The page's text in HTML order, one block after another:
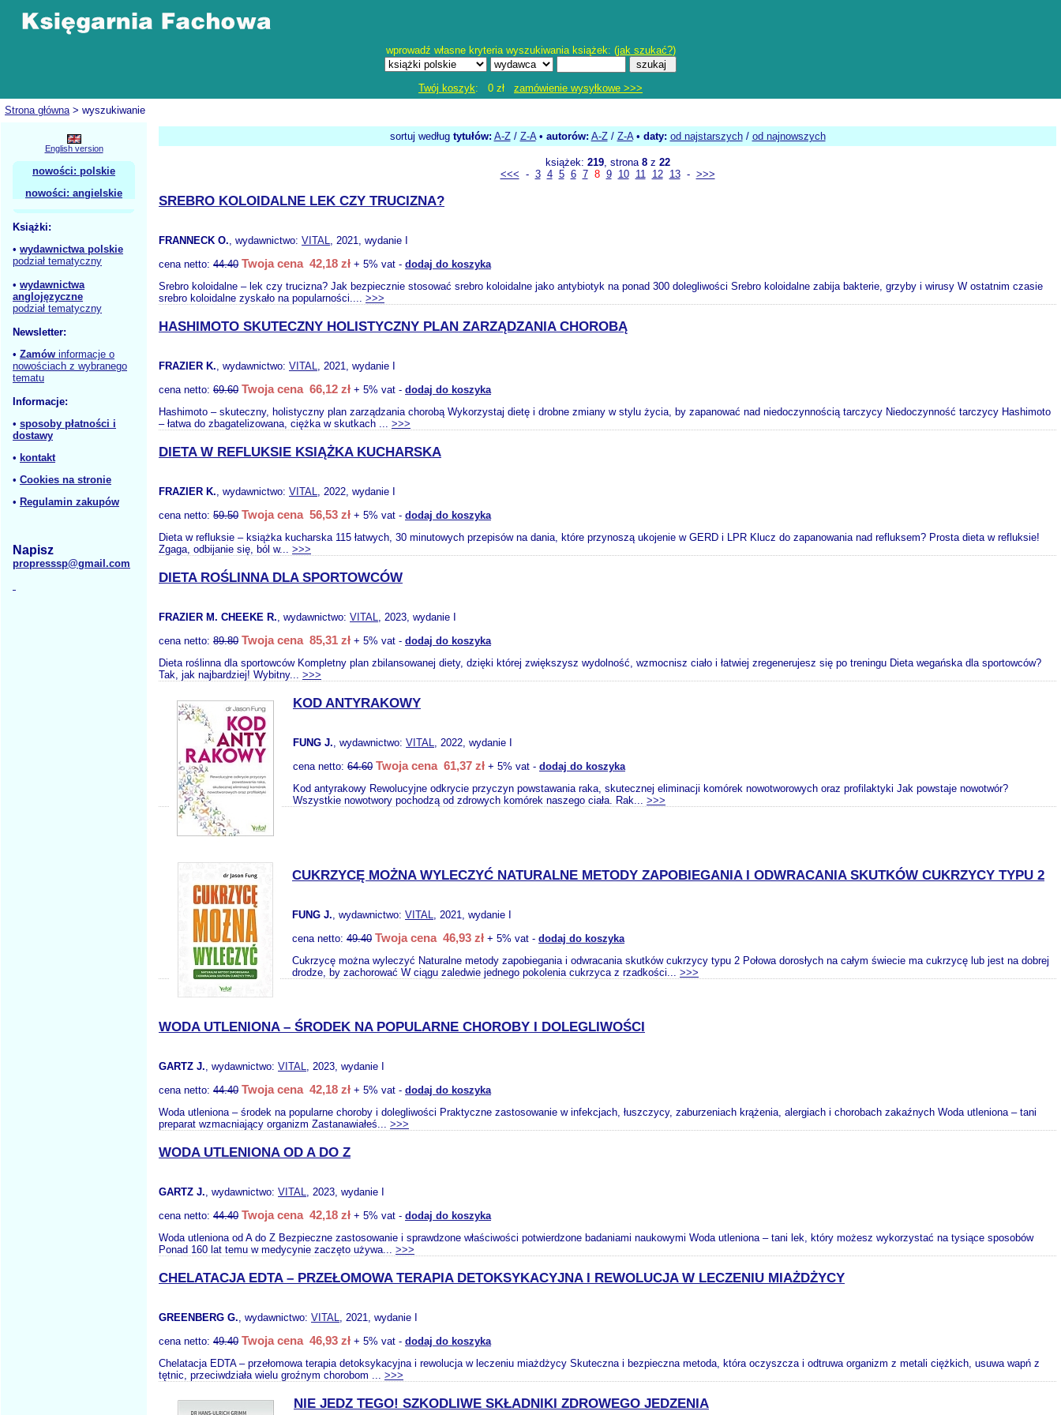
wprowadź własne kryteria wyszukiwania książek: (jak szukać?)
Twój koszyk: 0 zł zamówienie wysyłkowe >>>
Strona główna> wyszukiwanie
English version
nowości: polskie
nowości: angielskie
Książki:
• wydawnictwa polskie
podział tematyczny
• wydawnictwa
anglojęzyczne
podział tematyczny
Newsletter:
• Zamów informacje o
nowościach z wybranego
tematu
Informacje:
• sposoby płatności i
dostawy
• kontakt
• Cookies na stronie
• Regulamin zakupów
Napisz
propresssp@gmail.com
sortuj według tytułów: A-Z/ Z-A• autorów: A-Z/ Z-A• daty: od najstarszych/ od najnowszych
książek: 219, strona 8z 22
<<< - 3 4 5 6 7 8 9 10 11 12 13- >>>
SREBRO KOLOIDALNE LEK CZY TRUCIZNA?
FRANNECK O., wydawnictwo: VITAL, 2021, wydanie I
cena netto: 44.40 Twoja cena 42,18 zł + 5% vat - dodaj do koszyka
Srebro koloidalne – lek czy trucizna? Jak bezpiecznie stosować srebro koloidalne jako antybiotyk na ponad 300 dolegliwości Srebro koloidalne zabija bakterie, grzyby i wirusy W ostatnim czasie
srebro koloidalne zyskało na popularności.... >>>
HASHIMOTO SKUTECZNY HOLISTYCZNY PLAN ZARZĄDZANIA CHOROBĄ
FRAZIER K., wydawnictwo: VITAL, 2021, wydanie I
cena netto: 69.60 Twoja cena 66,12 zł + 5% vat - dodaj do koszyka
Hashimoto – skuteczny, holistyczny plan zarządzania chorobą Wykorzystaj dietę i drobne zmiany w stylu życia, by zapanować nad niedoczynnością tarczycy Niedoczynność tarczycy Hashimoto
– łatwa do zbagatelizowana, ciężka w skutkach ... >>>
DIETA W REFLUKSIE KSIĄŻKA KUCHARSKA
FRAZIER K., wydawnictwo: VITAL, 2022, wydanie I
cena netto: 59.50 Twoja cena 56,53 zł + 5% vat - dodaj do koszyka
Dieta w refluksie – książka kucharska 115 łatwych, 30 minutowych przepisów na dania, które przynoszą ukojenie w GERD i LPR Klucz do zapanowania nad refluksem? Prosta dieta w refluksie!
Zgaga, odbijanie się, ból w... >>>
DIETA ROŚLINNA DLA SPORTOWCÓW
FRAZIER M. CHEEKE R., wydawnictwo: VITAL, 2023, wydanie I
cena netto: 89.80 Twoja cena 85,31 zł + 5% vat - dodaj do koszyka
Dieta roślinna dla sportowców Kompletny plan zbilansowanej diety, dzięki której zwiększysz wydolność, wzmocnisz ciało i łatwiej zregenerujesz się po treningu Dieta wegańska dla sportowców?
Tak, jak najbardziej! Wybitny... >>>
KOD ANTYRAKOWY
FUNG J., wydawnictwo: VITAL, 2022, wydanie I
cena netto: 64.60 Twoja cena 61,37 zł + 5% vat - dodaj do koszyka
Kod antyrakowy Rewolucyjne odkrycie przyczyn powstawania raka, skutecznej eliminacji komórek nowotworowych oraz profilaktyki Jak powstaje nowotwór?
Wszystkie nowotwory pochodzą od zdrowych komórek naszego ciała. Rak... >>>
CUKRZYCĘ MOŻNA WYLECZYĆ NATURALNE METODY ZAPOBIEGANIA I ODWRACANIA SKUTKÓW CUKRZYCY TYPU 2
FUNG J., wydawnictwo: VITAL, 2021, wydanie I
cena netto: 49.40 Twoja cena 46,93 zł + 5% vat - dodaj do koszyka
Cukrzycę można wyleczyć Naturalne metody zapobiegania i odwracania skutków cukrzycy typu 2 Połowa dorosłych na całym świecie ma cukrzycę lub jest na dobrej
drodze, by zachorować W ciągu zaledwie jednego pokolenia cukrzyca z rzadkości... >>>
WODA UTLENIONA – ŚRODEK NA POPULARNE CHOROBY I DOLEGLIWOŚCI
GARTZ J., wydawnictwo: VITAL, 2023, wydanie I
cena netto: 44.40 Twoja cena 42,18 zł + 5% vat - dodaj do koszyka
Woda utleniona – środek na popularne choroby i dolegliwości Praktyczne zastosowanie w infekcjach, łuszczycy, zaburzeniach krążenia, alergiach i chorobach zakaźnych Woda utleniona – tani
preparat wzmacniający organizm Zastanawiałeś... >>>
WODA UTLENIONA OD A DO Z
GARTZ J., wydawnictwo: VITAL, 2023, wydanie I
cena netto: 44.40 Twoja cena 42,18 zł + 5% vat - dodaj do koszyka
Woda utleniona od A do Z Bezpieczne zastosowanie i sprawdzone właściwości potwierdzone badaniami naukowymi Woda utleniona – tani lek, który możesz wykorzystać na tysiące sposobów
Ponad 160 lat temu w medycynie zaczęto używa... >>>
CHELATACJA EDTA – PRZEŁOMOWA TERAPIA DETOKSYKACYJNA I REWOLUCJA W LECZENIU MIAŻDŻYCY
GREENBERG G., wydawnictwo: VITAL, 2021, wydanie I
cena netto: 49.40 Twoja cena 46,93 zł + 5% vat - dodaj do koszyka
Chelatacja EDTA – przełomowa terapia detoksykacyjna i rewolucja w leczeniu miażdżycy Skuteczna i bezpieczna metoda, która oczyszcza i odtruwa organizm z metali ciężkich, usuwa wapń z
tętnic, przeciwdziała wielu groźnym chorobom ... >>>
NIE JEDZ TEGO! SZKODLIWE SKŁADNIKI ZDROWEGO JEDZENIA